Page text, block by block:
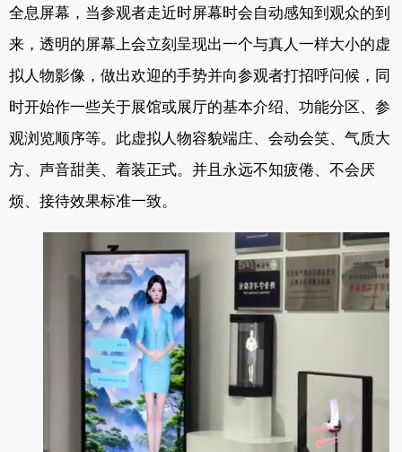
全息屏幕，当参观者走近时屏幕时会自动感知到观众的到
来，透明的屏幕上会立刻呈现出一个与真人一样大小的虚
拟人物影像，做出欢迎的手势并向参观者打招呼问候，同
时开始作一些关于展馆或展厅的基本介绍、功能分区、参
观浏览顺序等。此虚拟人物容貌端庄、会动会笑、气质大
方、声音甜美、着装正式。并且永远不知疲倦、不会厌
烦、接待效果标准一致。